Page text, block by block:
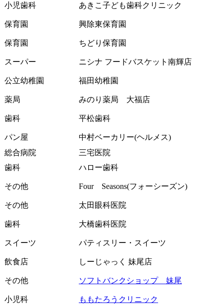
小児歯科 あきこ子ども歯科クリニック
保育園 興除東保育園
保育園 ちどり保育園
スーパー ニシナ フードバスケット南輝店
公立幼稚園 福田幼稚園
薬局 みのり薬局 大福店
歯科 平松歯科
パン屋
中村ベーカリー(ヘルメス)
総合病院
三宅医院
歯科
ハロー歯科
その他 Four Seasons(フォーシーズン)
その他 太田眼科医院
歯科 大橋歯科医院
スイーツ パティスリー・スイーツ
飲食店 しーじゃっく 妹尾店
その他 ソフトバンクショップ 妹尾
小児科 ももたろうクリニック